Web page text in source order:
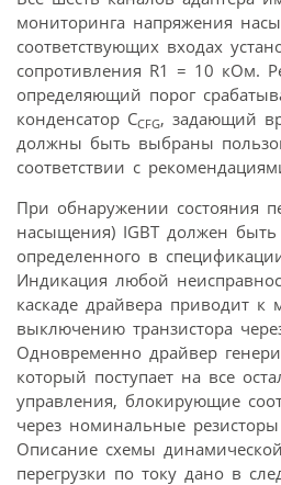
мониторинга напряжения
соответствующих входах
сопротивления R1 = 10 кОм.
определяющий порог
конденсатор CCFG, задающий
должны быть выбраны
соответствии с
При обнаружении состояния
насыщения) IGBT должен
определенного в
Индикация любой
каскаде драйвера приводит к
выключению транзистора
Одновременно драйвер
который поступает на все
управления, блокирующие
через номинальные резисторы
Описание схемы
перегрузки по току дано в